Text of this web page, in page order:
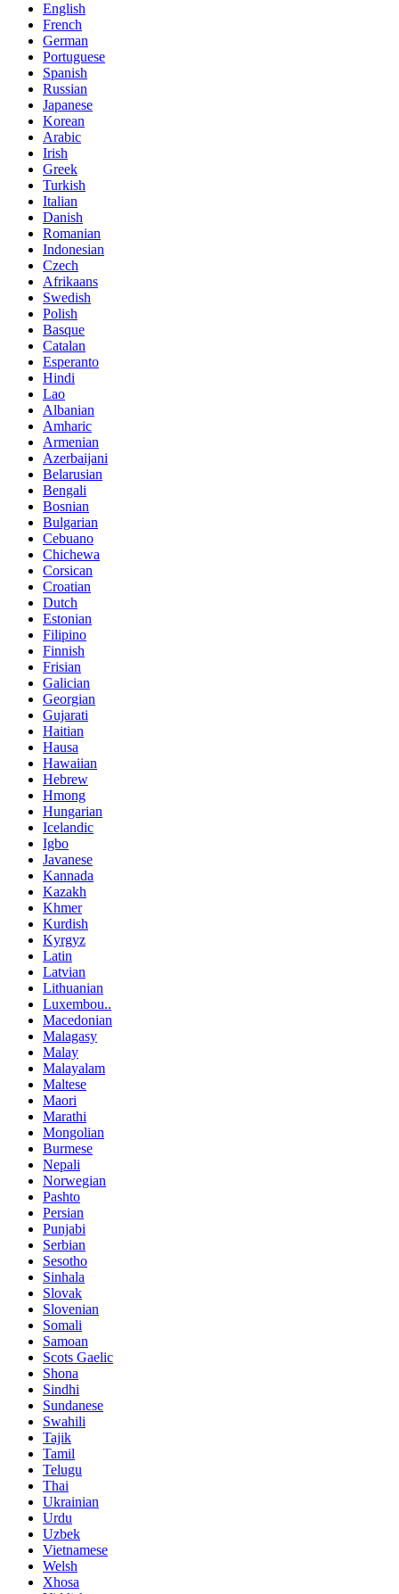
English
French
German
Portuguese
Spanish
Russian
Japanese
Korean
Arabic
Irish
Greek
Turkish
Italian
Danish
Romanian
Indonesian
Czech
Afrikaans
Swedish
Polish
Basque
Catalan
Esperanto
Hindi
Lao
Albanian
Amharic
Armenian
Azerbaijani
Belarusian
Bengali
Bosnian
Bulgarian
Cebuano
Chichewa
Corsican
Croatian
Dutch
Estonian
Filipino
Finnish
Frisian
Galician
Georgian
Gujarati
Haitian
Hausa
Hawaiian
Hebrew
Hmong
Hungarian
Icelandic
Igbo
Javanese
Kannada
Kazakh
Khmer
Kurdish
Kyrgyz
Latin
Latvian
Lithuanian
Luxembou..
Macedonian
Malagasy
Malay
Malayalam
Maltese
Maori
Marathi
Mongolian
Burmese
Nepali
Norwegian
Pashto
Persian
Punjabi
Serbian
Sesotho
Sinhala
Slovak
Slovenian
Somali
Samoan
Scots Gaelic
Shona
Sindhi
Sundanese
Swahili
Tajik
Tamil
Telugu
Thai
Ukrainian
Urdu
Uzbek
Vietnamese
Welsh
Xhosa